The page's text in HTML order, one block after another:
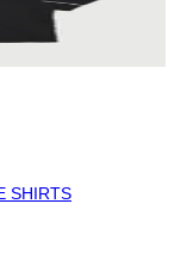
SHIRTS